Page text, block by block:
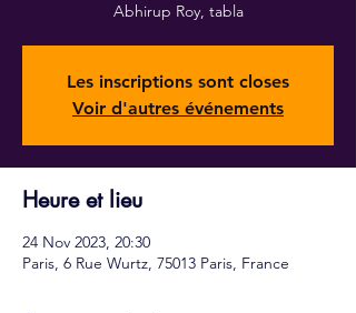
Abhirup Roy, tabla
Les inscriptions sont closes
Voir d'autres événements
Heure et lieu
24 Nov 2023, 20:30
Paris, 6 Rue Wurtz, 75013 Paris, France